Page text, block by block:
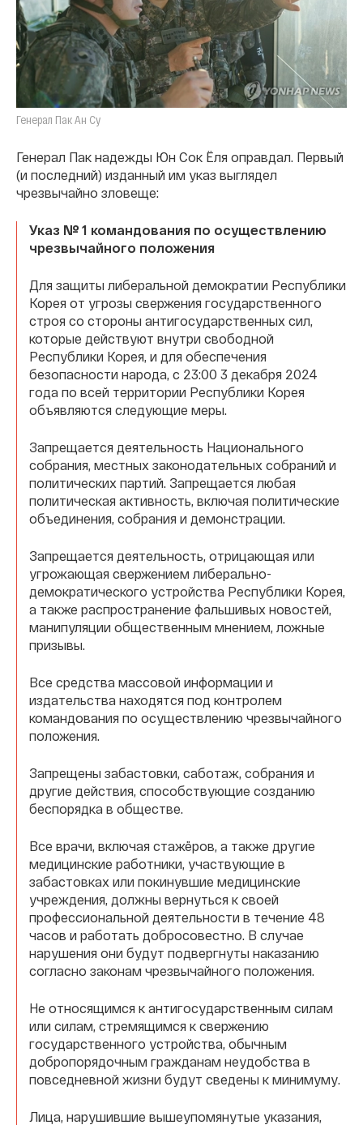
Генерал Пак Ан Су
Генерал Пак надежды Юн Сок Ёля оправдал. Первый
(и последний) изданный им указ выглядел
чрезвычайно зловеще:
Указ № 1 командования по осуществлению
чрезвычайного положения
Для защиты либеральной демократии Республики
Корея от угрозы свержения государственного
строя со стороны антигосударственных сил,
которые действуют внутри свободной
Республики Корея, и для обеспечения
безопасности народа, с 23:00 3 декабря 2024
года по всей территории Республики Корея
объявляются следующие меры.
Запрещается деятельность Национального
собрания, местных законодательных собраний и
политических партий. Запрещается любая
политическая активность, включая политические
объединения, собрания и демонстрации.
Запрещается деятельность, отрицающая или
угрожающая свержением либерально-
демократического устройства Республики Корея,
а также распространение фальшивых новостей,
манипуляции общественным мнением, ложные
призывы.
Все средства массовой информации и
издательства находятся под контролем
командования по осуществлению чрезвычайного
положения.
Запрещены забастовки, саботаж, собрания и
другие действия, способствующие созданию
беспорядка в обществе.
Все врачи, включая стажёров, а также другие
медицинские работники, участвующие в
забастовках или покинувшие медицинские
учреждения, должны вернуться к своей
профессиональной деятельности в течение 48
часов и работать добросовестно. В случае
нарушения они будут подвергнуты наказанию
согласно законам чрезвычайного положения.
Не относящимся к антигосударственным силам
или силам, стремящимся к свержению
государственного устройства, обычным
добропорядочным гражданам неудобства в
повседневной жизни будут сведены к минимуму.
Лица, нарушившие вышеупомянутые указания,